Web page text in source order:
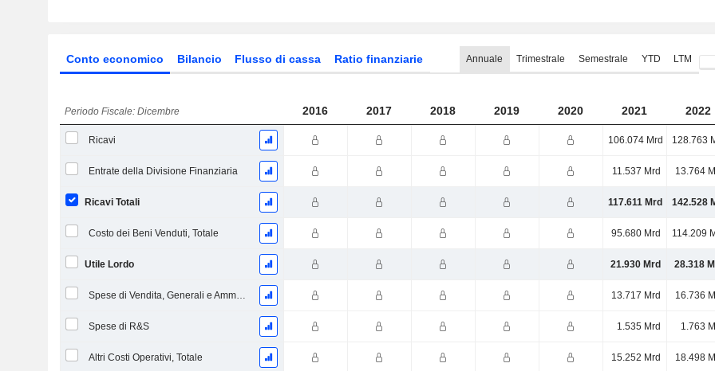
Conto economico Bilancio Flusso di cassa Ratio finanziarie Annuale Trimestrale Semestrale YTD LTM
Periodo Fiscale: Dicembre 2016 2017 2018 2019 2020 2021 2022
Ricavi 106.074 Mrd 128.763
Entrate della Divisione Finanziaria 11.537 Mrd 13.764
Ricavi Totali 117.611 Mrd 142.528
Costo dei Beni Venduti, Totale 95.680 Mrd 114.209
Utile Lordo 21.930 Mrd 28.318
Spese di Vendita, Generali e Amministrative, Totale 13.717 Mrd 16.736
Spese di R&S 1.535 Mrd 1.763
Altri Costi Operativi, Totale 15.252 Mrd 18.498